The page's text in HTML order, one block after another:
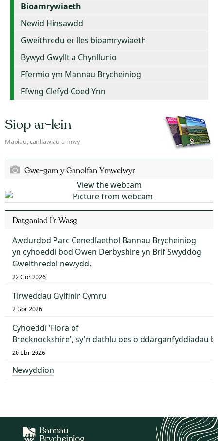
Bioamrywiaeth
Newid Hinsawdd
Gweithredu er lles bioamrywiaeth
Bywyd Gwyllt a Chynllunio
Ffermio ym Mannau Brycheiniog
Ffwng Clefyd Coed Ynn
Siop ar-lein
Mapiau, canllawiau a mwy
Gwe-gam y Ganolfan Ymwelwyr
View the webcam
Datganiad I’r Wasg
Awdurdod Parc Cenedlaethol Bannau Brycheiniog
yn cyhoeddi bod Owen Derbyshire yn Brif Swyddog
Gweithredol newydd.
22 Gor 2026
Tirweddau Gylfinir Cymru
2 Gor 2026
Cyhoeddi 'Flora of
Brecknockshire', sy'n dathlu oes o ddarganfyddiadau
20 Ebr 2026
Newyddion